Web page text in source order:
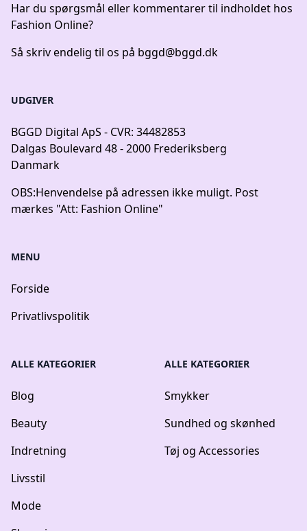
Har du spørgsmål eller kommentarer til indholdet hos
Fashion Online?
Så skriv endelig til os på bggd@bggd.dk
UDGIVER
BGGD Digital ApS - CVR: 34482853
Dalgas Boulevard 48 - 2000 Frederiksberg
Danmark
OBS:Henvendelse på adressen ikke muligt. Post
mærkes "Att: Fashion Online"
MENU
Forside
Privatlivspolitik
ALLE KATEGORIER
Blog
Beauty
Indretning
Livsstil
Mode
ALLE KATEGORIER
Smykker
Sundhed og skønhed
Tøj og Accessories